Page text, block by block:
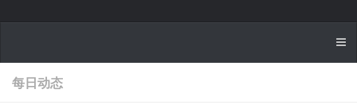
每日动态